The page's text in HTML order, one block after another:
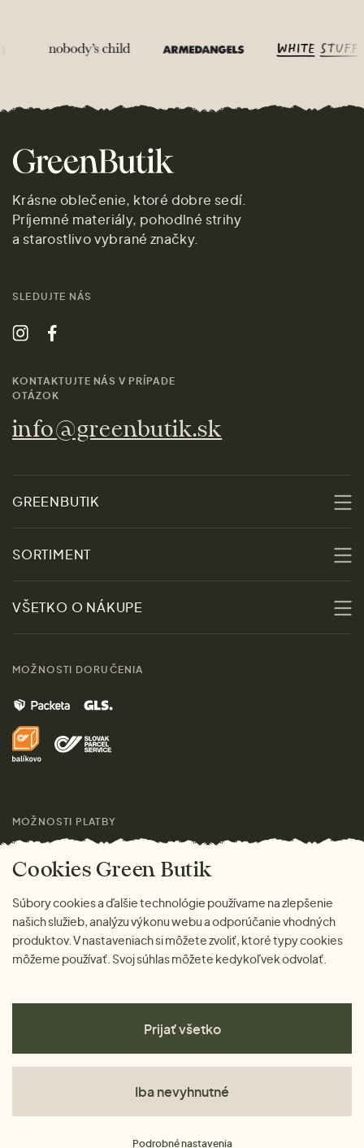
Krásne oblečenie, ktoré dobre sedí.
Príjemné materiály, pohodlné strihy
a starostlivo vybrané značky.
SLEDUJTE NÁS
KONTAKTUJTE NÁS V PRÍPADE
OTÁZOK
info@greenbutik.sk
GREENBUTIK
Udržateľnosť
Kontakt
Značky
Pre médiá
SORTIMENT
Zľavy
Ženy
Muži
Domov
Darčeky
VŠETKO O NÁKUPE
Doprava a platba
MOŽNOSTI DORUČENIA
MOŽNOSTI PLATBY
Cookies Green Butik
Súbory cookies a ďalšie technológie používame na zlepšenie
našich služieb, analýzu výkonu webu a odporúčanie vhodných
produktov. V nastaveniach si môžete zvoliť, ktoré typy cookies
môžeme používať. Svoj súhlas môžete kedykoľvek odvolať.
Prijať všetko
Iba nevyhnutné
Podrobné nastavenia